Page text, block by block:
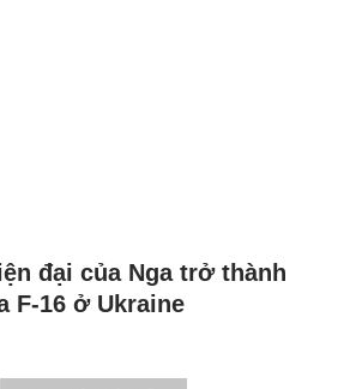
đại của Nga trở thành
F-16 ở Ukraine